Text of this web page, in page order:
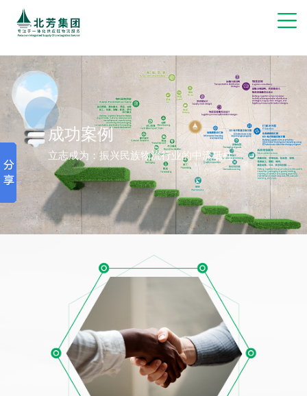
博彩网站推荐
成功案例
立志成为：振兴民族物流行业的中流砥柱